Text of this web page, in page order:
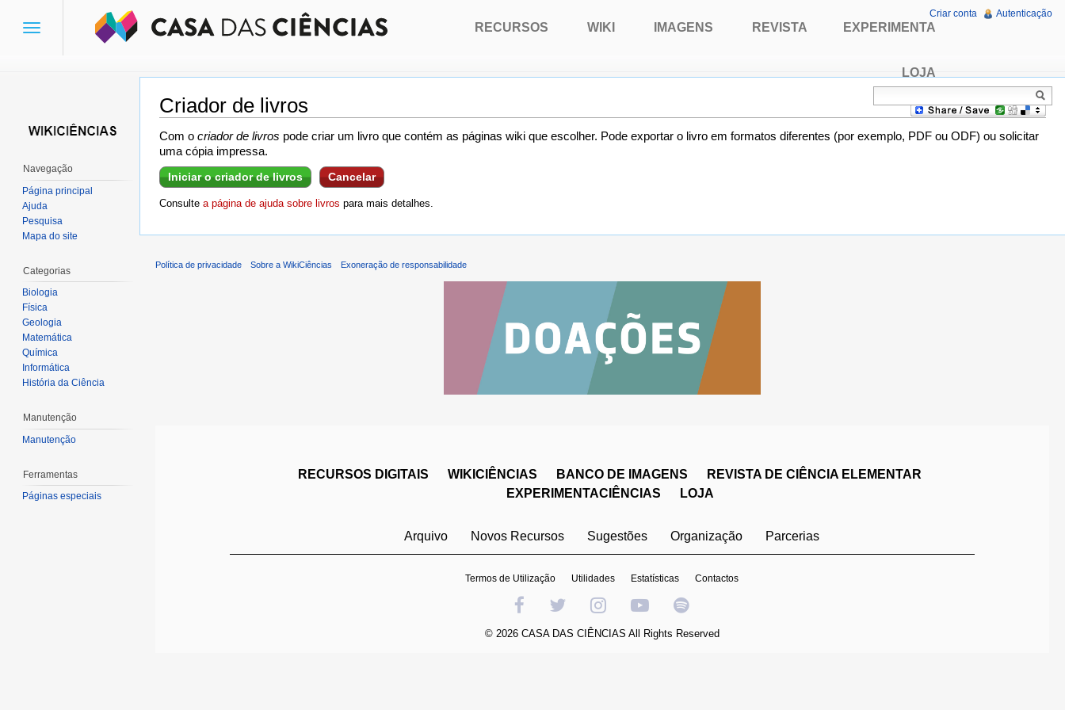
Criador de livros
Ir para:navegação,pesquisa
Com o criador de livros pode criar um livro que contém as páginas wiki que escolher. Pode exportar o livro em formatos diferentes (por exemplo, PDF ou ODF) ou solicitar
uma cópia impressa.
Iniciar o criador de livros Cancelar
Consulte a página de ajuda sobre livros para mais detalhes.
Toggle
RECURSOS WIKI IMAGENS REVISTA EXPERIMENTA
LOJA
Criar conta Autenticação
Navegação
Página principal
Ajuda
Pesquisa
Mapa do site
Categorias
Biologia
Física
Geologia
Matemática
Química
Informática
História da Ciência
Manutenção
Manutenção
Ferramentas
Páginas especiais
Política de privacidade Sobre a WikiCiências Exoneração de responsabilidade
RECURSOS DIGITAIS WIKICIÊNCIAS BANCO DE IMAGENS
REVISTA DE CIÊNCIA ELEMENTAR
EXPERIMENTACIÊNCIAS
LOJA
Arquivo Novos Recursos Sugestões Organização Parcerias
Termos de Utilização Utilidades Estatísticas Contactos
© 2026 CASA DAS CIÊNCIAS All Rights Reserved